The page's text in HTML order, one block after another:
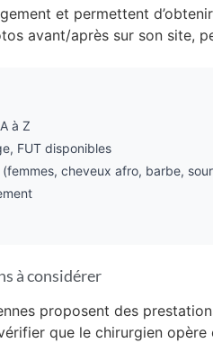
et permettent
avant/après sur son site,
à Z
FUT disponibles
cheveux afro, barbe,
à considérer
proposent des
que le chirurgien